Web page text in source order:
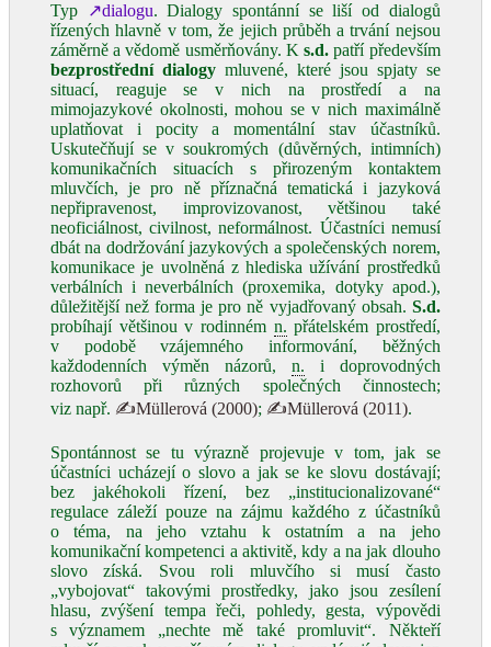
Typ ↗dialogu. Dialogy spontánní se liší od dialogů
řízených hlavně v tom, že jejich průběh a trvání nejsou
záměrně a vědomě usměrňovány. Ks.d. patří především
bezprostřední dialogymluvené, které jsou spjaty se
situací, reaguje se v nich na prostředí a na
mimojazykové okolnosti, mohou se v nich maximálně
uplatňovat i pocity a momentální stav účastníků.
Uskutečňují se v soukromých (důvěrných, intimních)
komunikačních situacích s přirozeným kontaktem
mluvčích, je pro ně příznačná tematická i jazyková
nepřipravenost, improvizovanost, většinou také
neoficiálnost, civilnost, neformálnost. Účastníci nemusí
dbát na dodržování jazykových a společenských norem,
komunikace je uvolněná z hlediska užívání prostředků
verbálních i neverbálních (proxemika, dotyky apod.),
důležitější než forma je pro ně vyjadřovaný obsah. S.d.
probíhají většinou v rodinném n. přátelském prostředí,
v podobě vzájemného informování, běžných
každodenních výměn názorů, n. i doprovodných
rozhovorů při různých společných činnostech;
viz např. ✍Müllerová (2000); ✍Müllerová (2011).
Spontánnost se tu výrazně projevuje v tom, jak se
účastníci ucházejí o slovo a jak se ke slovu dostávají;
bez jakéhokoli řízení, bez „institucionalizované“
regulace záleží pouze na zájmu každého z účastníků
o téma, na jeho vztahu k ostatním a na jeho
komunikační kompetenci a aktivitě, kdy a na jak dlouho
slovo získá. Svou roli mluvčího si musí často
„vybojovat“ takovými prostředky, jako jsou zesílení
hlasu, zvýšení tempa řeči, pohledy, gesta, výpovědi
s významem „nechte mě také promluvit“. Někteří